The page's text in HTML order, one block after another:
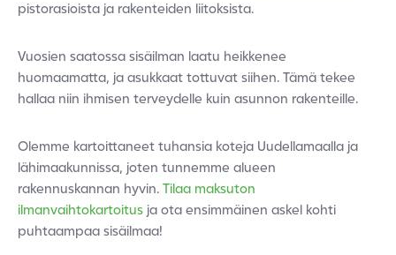
pistorasioista ja rakenteiden liitoksista.
Vuosien saatossa sisäilman laatu heikkenee
huomaamatta, ja asukkaat tottuvat siihen. Tämä tekee
hallaa niin ihmisen terveydelle kuin asunnon rakenteille.
Olemme kartoittaneet tuhansia koteja Uudellamaalla ja
lähimaakunnissa, joten tunnemme alueen
rakennuskannan hyvin. Tilaa maksuton
ilmanvaihtokartoitus ja ota ensimmäinen askel kohti
puhtaampaa sisäilmaa!